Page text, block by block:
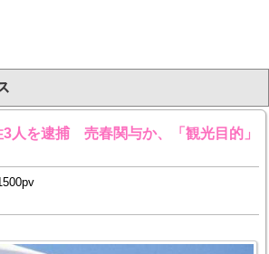
3人を逮捕 売春関与か、「観光目的」